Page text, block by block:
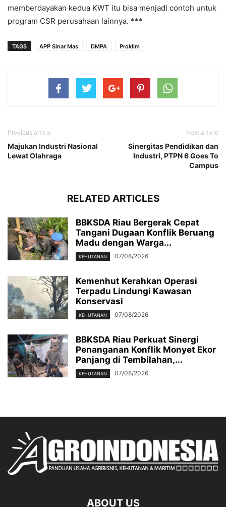
memberdayakan kedua KWT itu bisa menjadi contoh untuk
program CSR perusahaan lainnya. ***
TAGS APP Sinar Mas DMPA Proklim
Previous article
Majukan Industri Nasional
Lewat Olahraga
Next article
Sinergitas Pendidikan dan
Industri, PTPN 6 Goes To
Campus
RELATED ARTICLES
BBKSDA Riau Bergerak Cepat
Tangani Dugaan Konflik Beruang
Madu dengan Warga...
KEHUTANAN 07/08/2026
Kemenhut Kerahkan Operasi
Terpadu Lindungi Kawasan
Konservasi
KEHUTANAN 07/08/2026
BBKSDA Riau Perkuat Sinergi
Penanganan Konflik Monyet Ekor
Panjang di Tembilahan,...
KEHUTANAN 07/08/2026
ABOUT US